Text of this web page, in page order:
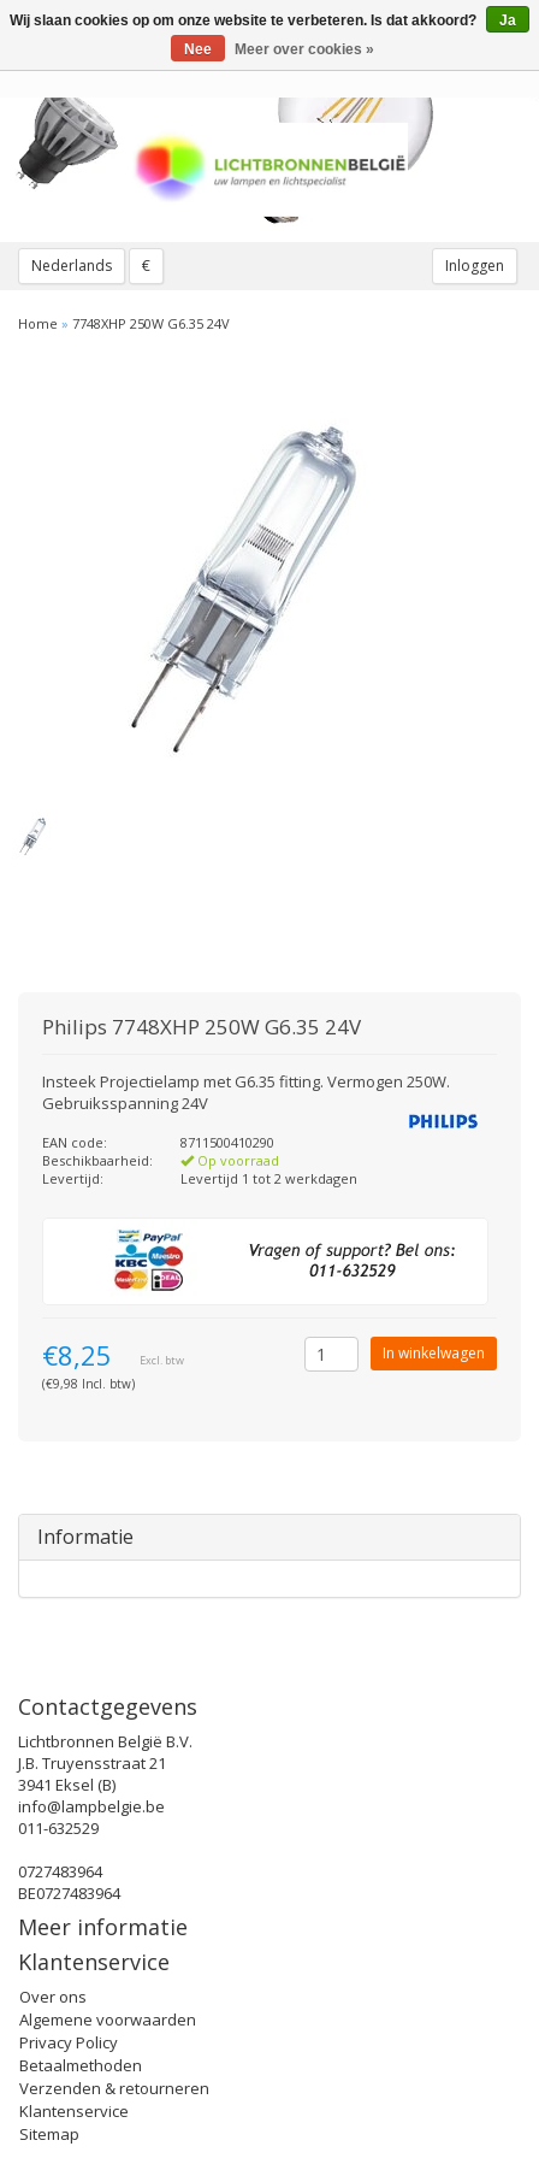
Nederlands € Inloggen
Toggle
Home » 7748XHP 250W G6.35 24V
Philips 7748XHP 250W G6.35 24V
Insteek Projectielamp met G6.35 fitting. Vermogen 250W.
Gebruiksspanning 24V
EAN code:
8711500410290
Beschikbaarheid:
Op voorraad
Levertijd:
Levertijd 1 tot 2 werkdagen
€8,25 Excl. btw
(€9,98 Incl. btw)
In winkelwagen
Informatie
Contactgegevens
Lichtbronnen België B.V.
J.B. Truyensstraat 21
3941 Eksel (B)
info@lampbelgie.be
011-632529
0727483964
BE0727483964
Meer informatie
Klantenservice
Over ons
Algemene voorwaarden
Privacy Policy
Betaalmethoden
Verzenden & retourneren
Klantenservice
Sitemap
Wij slaan cookies op om onze website te verbeteren. Is dat akkoord?
Ja
Nee
Meer over cookies »